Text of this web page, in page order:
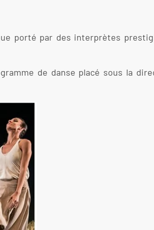
porté par des interprètes
de danse placé sous la